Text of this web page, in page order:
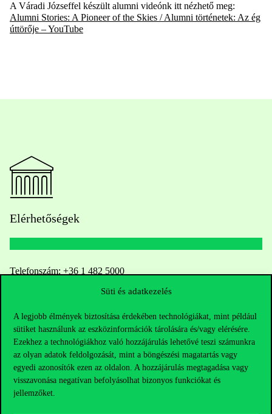
Süti és adatkezelés
A legjobb élmények biztosítása érdekében technológiákat, mint például
sütiket használunk az eszközinformációk tárolására és/vagy elérésére.
Ezekhez a technológiákhoz való hozzájárulás lehetővé teszi számunkra
az olyan adatok feldolgozását, mint a böngészési magatartás vagy
egyedi azonosítók ezen az oldalon. A hozzájárulás megtagadása vagy
visszavonása negatívan befolyásolhat bizonyos funkciókat és
jellemzőket.
A Váradi Józseffel készült alumni videónk itt nézhető meg:
Alumni Stories: A Pioneer of the Skies / Alumni történetek: Az ég
úttörője – YouTube
Elérhetőségek
Telefonszám: +36 1 482 5000
Oktatói elérhetőségek
HUB jelenlegi hallgatóinknak
Sajtó: press@uni-corvinus.hu